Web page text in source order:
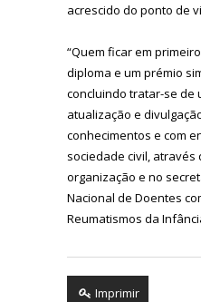
acrescido do ponto de
“Quem ficar em
diploma e um prémio
concluindo tratar-se de
atualização e
conhecimentos e com
sociedade civil, através
organização e no
Nacional de Doentes
Reumatismos da
Imprimir